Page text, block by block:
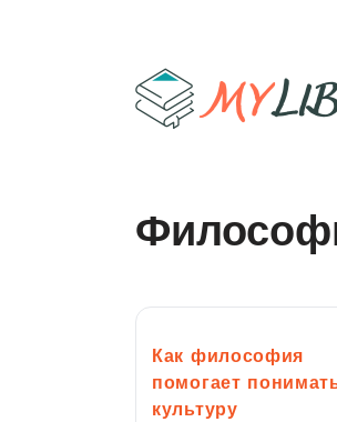
Как философия
помогает
культуру